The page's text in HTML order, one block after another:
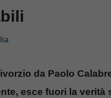
da Paolo
esce fuori la verità